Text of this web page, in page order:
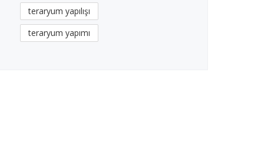
teraryum yapılışı
teraryum yapımı